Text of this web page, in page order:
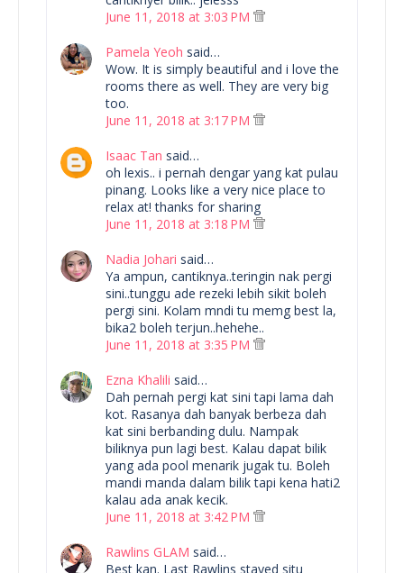
June 11, 2018 at 3:03 PM
Pamela Yeoh said…
Wow. It is simply beautiful and i love the
rooms there as well. They are very big
too.
June 11, 2018 at 3:17 PM
Isaac Tan said…
oh lexis.. i pernah dengar yang kat pulau
pinang. Looks like a very nice place to
relax at! thanks for sharing
June 11, 2018 at 3:18 PM
Nadia Johari said…
Ya ampun, cantiknya..teringin nak pergi
sini..tunggu ade rezeki lebih sikit boleh
pergi sini. Kolam mndi tu memg best la,
bika2 boleh terjun..hehehe..
June 11, 2018 at 3:35 PM
Ezna Khalili said…
Dah pernah pergi kat sini tapi lama dah
kot. Rasanya dah banyak berbeza dah
kat sini berbanding dulu. Nampak
biliknya pun lagi best. Kalau dapat bilik
yang ada pool menarik jugak tu. Boleh
mandi manda dalam bilik tapi kena hati2
kalau ada anak kecik.
June 11, 2018 at 3:42 PM
Rawlins GLAM said…
Best kan. Last Rawlins stayed situ